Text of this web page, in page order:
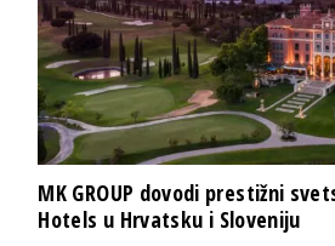
MK GROUP dovodi prestižni
Hotels u Hrvatsku i Sloveniju